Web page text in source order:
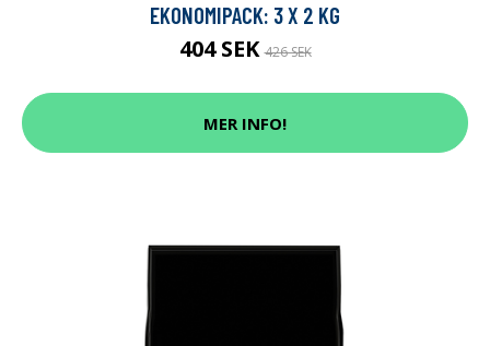
EKONOMIPACK: 3 X 2 KG
404 SEK426 SEK
MER INFO!